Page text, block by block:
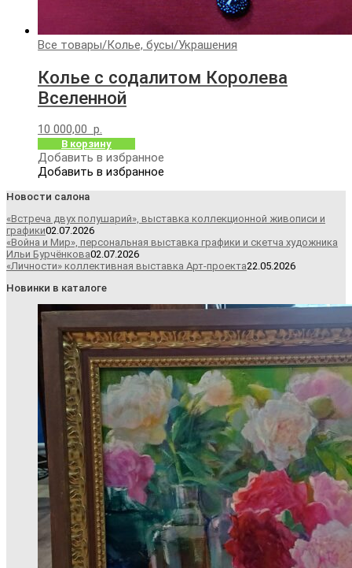
Все товары/Колье, бусы/Украшения
Колье с содалитом Королева
Вселенной
10 000,00 р.
В корзину
Добавить в избранное
Добавить в избранное
Новости салона
«Встреча двух полушарий», выставка коллекционной живописи и
графики02.07.2026
«Война и Мир», персональная выставка графики и скетча художника
Ильи Бурчёнкова02.07.2026
«Личности» коллективная выставка Арт-проекта22.05.2026
Новинки в каталоге